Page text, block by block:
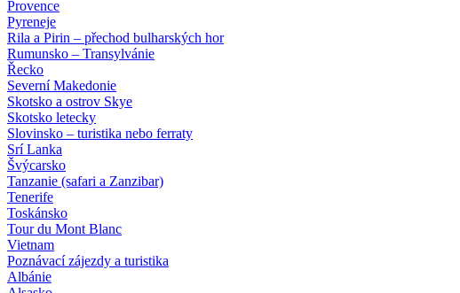
Provence
Pyreneje
Rila a Pirin – přechod bulharských hor
Rumunsko – Transylvánie
Řecko
Severní Makedonie
Skotsko a ostrov Skye
Skotsko letecky
Slovinsko – turistika nebo ferraty
Srí Lanka
Švýcarsko
Tanzanie (safari a Zanzibar)
Tenerife
Toskánsko
Tour du Mont Blanc
Vietnam
Poznávací zájezdy a turistika
Albánie